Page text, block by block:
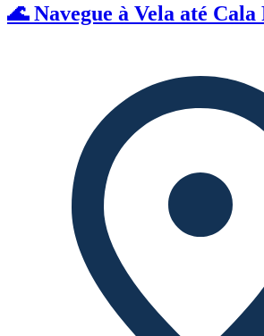
🌊 Navegue à Vela até Cala